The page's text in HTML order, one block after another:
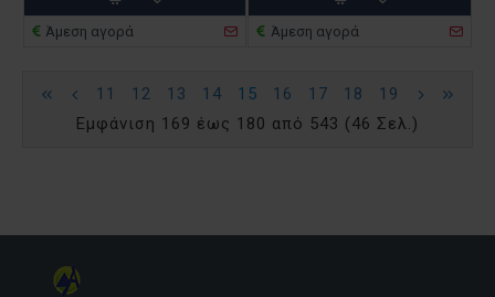
Άμεση αγορά Άμεση αγορά
11 12 13 14 15 16 17 18
19
Εμφάνιση 169 έως 180 από 543 (46 Σελ.)